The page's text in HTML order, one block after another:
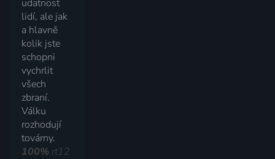
udatnost
lidí, ale jak
a hlavně
kolik jste
schopni
vychrlit
všech
zbraní.
Válku
rozhodují
továrny.
100% rt12